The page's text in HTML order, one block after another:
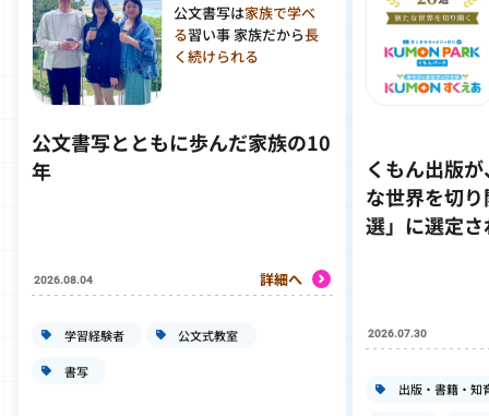
公文書写は家族で学べ
る習い事 家族だから長
く続けられる
公文書写とともに歩んだ家族の10
年
2026.08.04 詳細へ
学習経験者 公文式教室
書写
くもん出版
な世界を切
選」に選定
2026.07.30
出版・書籍・知